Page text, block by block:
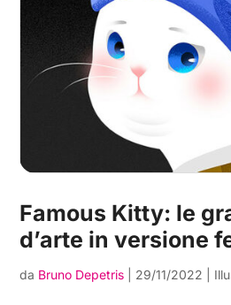
Famous Kitty: le
d’arte in versione
da Bruno Depetris 29/11/2022